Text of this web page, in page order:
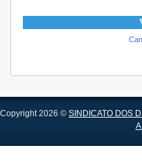
Copyright 2026 © SINDICATO DOS